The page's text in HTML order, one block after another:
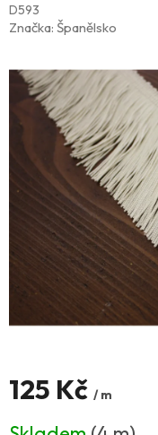
D593
Značka: Španělsko
125 Kč / m